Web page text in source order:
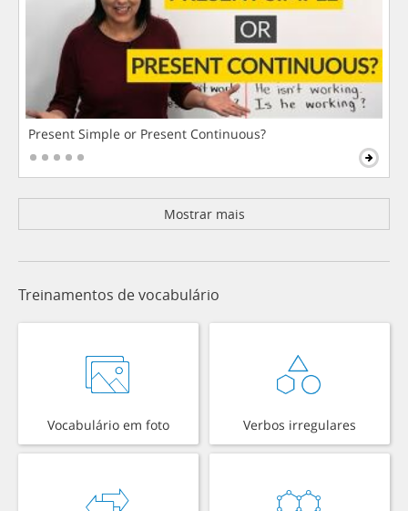
Present Simple or Present Continuous?
Mostrar mais
Treinamentos de vocabulário
Vocabulário em foto Verbos irregulares